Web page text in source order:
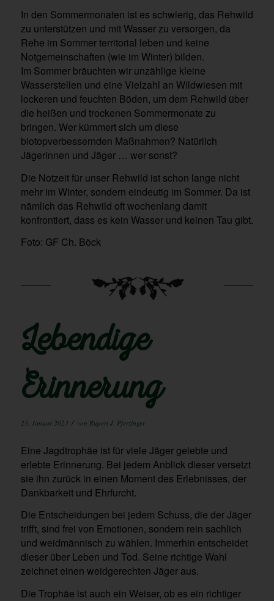
In den Sommermonaten ist es schwierig, das Rehwild
zu unterstützen und mit Wasser zu versorgen, da
Rehe im Sommer territorial leben und keine
Notgemeinschaften (wie im Winter) bilden.
Im Sommer bräuchten wir unzählige kleine
Wasserstellen und eine Vielzahl an Wildwiesen mit
lockeren und feuchten Böden, um dem Rehwild über
die heißen und trockenen Sommermonate zu
bringen. Wer kümmert sich um diese
biotopverbessernden Maßnahmen? Natürlich
Jägerinnen und Jäger … wer sonst?
Die Notzeit für unser Rehwild ist schon lange nicht
mehr im Winter, sondern eindeutig im Sommer. Da ist
nämlich das Rehwild oft wochenlang damit
konfrontiert, dass es kein Wasser und keinen Tau gibt.
Foto: GF Ch. Böck
Lebendige
Erinnerung
25. Januar 2023 / von Rupert J. Pferzinger
Eine Jagdtrophäe ist für viele Jäger gelebte und
erlebte Erinnerung. Bei jedem Anblick dieser versetzt
sie ihn zurück in einen Moment des Erlebnisses, der
Dankbarkeit und Ehrfurcht.
Die Entscheidungen bei jedem Schuss, die der Jäger
trifft, sind frei von Emotionen, sondern rein sachlich
und weidmännisch zu wählen. Immerhin entscheidet
dieser über Leben und Tod. Seine richtige Wahl
zeichnet einen weidgerechten Jäger aus.
Die Trophäe ist auch ein Weiser, ob es ein richtiger